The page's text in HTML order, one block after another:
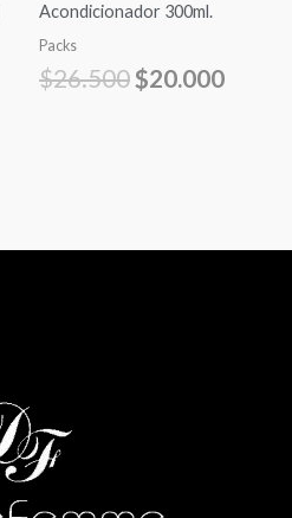
Acondicionador 300ml.
Packs
$26.500 $20.000